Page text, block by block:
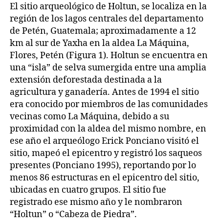
El sitio arqueológico de Holtun, se localiza en la
región de los lagos centrales del departamento
de Petén, Guatemala; aproximadamente a 12
km al sur de Yaxha en la aldea La Máquina,
Flores, Petén (Figura 1). Holtun se encuentra en
una “isla” de selva sumergida entre una amplia
extensión deforestada destinada a la
agricultura y ganadería. Antes de 1994 el sitio
era conocido por miembros de las comunidades
vecinas como La Máquina, debido a su
proximidad con la aldea del mismo nombre, en
ese año el arqueólogo Erick Ponciano visitó el
sitio, mapeó el epicentro y registró los saqueos
presentes (Ponciano 1995), reportando por lo
menos 86 estructuras en el epicentro del sitio,
ubicadas en cuatro grupos. El sitio fue
registrado ese mismo año y le nombraron
“Holtun” o “Cabeza de Piedra”.